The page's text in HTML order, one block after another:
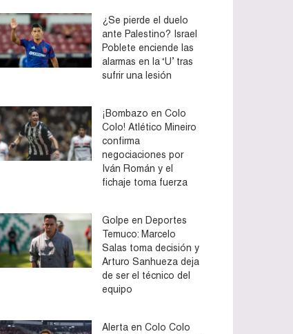
¿Se pierde el duelo
ante Palestino? Israel
Poblete enciende las
alarmas en la ‘U’ tras
sufrir una lesión
¡Bombazo en Colo
Colo! Atlético Mineiro
confirma
negociaciones por
Iván Román y el
fichaje toma fuerza
Golpe en Deportes
Temuco: Marcelo
Salas toma decisión y
Arturo Sanhueza deja
de ser el técnico del
equipo
Alerta en Colo Colo